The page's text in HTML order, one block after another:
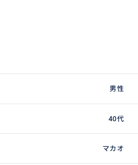
男性
40代
マカオ